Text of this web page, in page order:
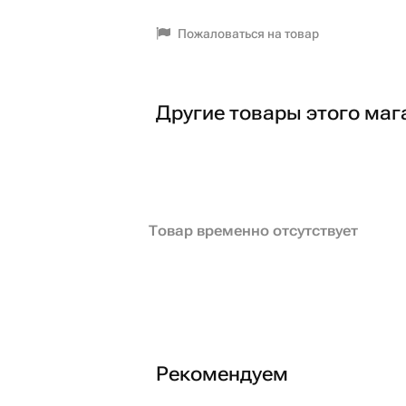
Пожаловаться на товар
Другие товары этого
Товар временно отсутствует
Рекомендуем